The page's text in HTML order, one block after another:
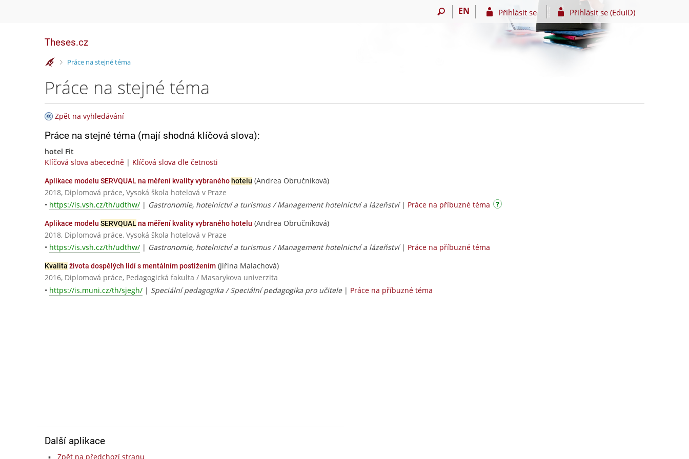
EN Přihlásit se Přihlásit se (EduID)
Theses.cz
>Práce na stejné téma
Práce na stejné téma
Zpět na vyhledávání
Práce na stejné téma (mají shodná klíčová slova):
hotel Fit
Klíčová slova abecedně | Klíčová slova dle četnosti
Aplikace modelu SERVQUAL na měření kvality vybraného hotelu (Andrea Obručníková)
2018, Diplomová práce, Vysoká škola hotelová v Praze
• https://is.vsh.cz/th/udthw/ | Gastronomie, hotelnictví a turismus / Management hotelnictví a lázeňství| Práce na příbuzné téma
Aplikace modelu SERVQUALna měření kvality vybraného hotelu (Andrea Obručníková)
2018, Diplomová práce, Vysoká škola hotelová v Praze
• https://is.vsh.cz/th/udthw/ | Gastronomie, hotelnictví a turismus / Management hotelnictví a lázeňství| Práce na příbuzné téma
Kvalita života dospělých lidí s mentálním postižením (Jiřina Malachová)
2016, Diplomová práce, Pedagogická fakulta / Masarykova univerzita
• https://is.muni.cz/th/sjegh/ | Speciální pedagogika / Speciální pedagogika pro učitele| Práce na příbuzné téma
Další aplikace
Zpět na předchozí stranu